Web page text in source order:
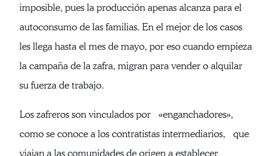
imposible, pues la producción apenas alcanza para el
autoconsumo de las familias. En el mejor de los casos
les llega hasta el mes de mayo, por eso cuando empieza
la campaña de la zafra, migran para vender o alquilar
su fuerza de trabajo.
Los zafreros son vinculados por «enganchadores»,
como se conoce a los contratistas intermediarios, que
viajan a las comunidades de origen a establecer